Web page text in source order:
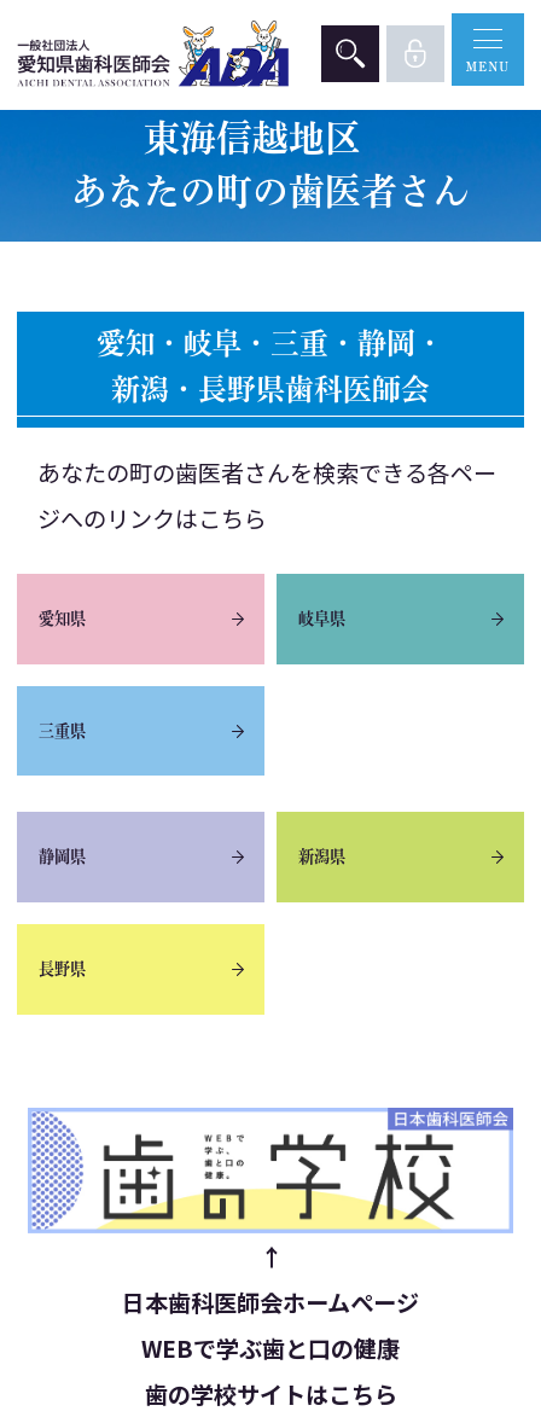
東海信越地区
あなたの町の歯医者さん
愛知・岐阜・三重・静岡・
新潟・長野県歯科医師会
あなたの町の歯医者さんを検索できる各ペー
ジへのリンクはこちら
愛知県 岐阜県
三重県
静岡県 新潟県
長野県
↑
日本歯科医師会ホームぺージ
WEBで学ぶ歯と口の健康
歯の学校サイトはこちら